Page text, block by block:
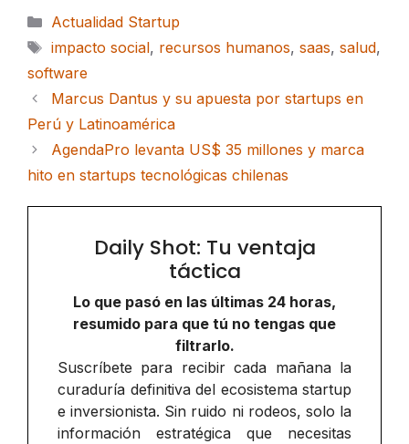
Categorías
Actualidad Startup
Etiquetas
impacto social, recursos humanos, saas, salud,
software
Marcus Dantus y su apuesta por startups en
Perú y Latinoamérica
AgendaPro levanta US$ 35 millones y marca
hito en startups tecnológicas chilenas
Daily Shot: Tu ventaja
táctica
Lo que pasó en las últimas 24 horas,
resumido para que tú no tengas que
filtrarlo.
Suscríbete para recibir cada mañana la
curaduría definitiva del ecosistema startup
e inversionista. Sin ruido ni rodeos, solo la
información estratégica que necesitas